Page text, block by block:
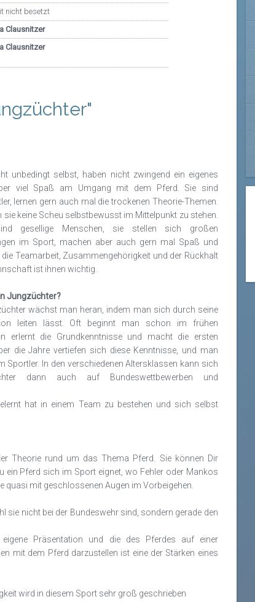
nicht besetzt
Clausnitzer
Clausnitzer
unbedingt selbst, haben nicht zwingend ein eigenes
viel Spaß am Umgang mit dem Pferd. Sie sind
lernen gern auch mal die trockenen Theorie-Themen.
sie keine Scheu selbstbewusst im Mittelpunkt zu stehen.
gesellige Menschen, sie stellen sich großen
im Sport, machen aber auch gern mal Spaß und
die Teamarbeit, Zusammengehörigkeit und der Rückhalt
ist ihnen wichtig.
Jungzüchter?
wächst man heran, indem man sich durch seine
leiten lässt. Oft beginnt man schon im frühen
erlernt die Grundkenntnisse und macht die ersten
die Jahre vertiefen sich diese Kenntnisse, und man
Sportler. In den verschiedenen Altersklassen kann sich
dann auch auf Bundeswettbewerben und
hat in einem Team zu bestehen und sich selbst
Theorie rund um das Thema Pferd. Sie können Dir
ein Pferd sich im Sport eignet, wo Fehler oder Mankos
quasi mit geschlossenen Augen im Vorbeigehen.
sie nicht bei der Bundeswehr sind, sondern gerade den
Präsentation und die des Pferdes auf einer
mit dem Pferd darzustellen ist eine der Stärken eines
wird in diesem Sport sehr groß geschrieben